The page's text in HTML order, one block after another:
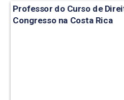
Professor do Curso de
Congresso na Costa Rica